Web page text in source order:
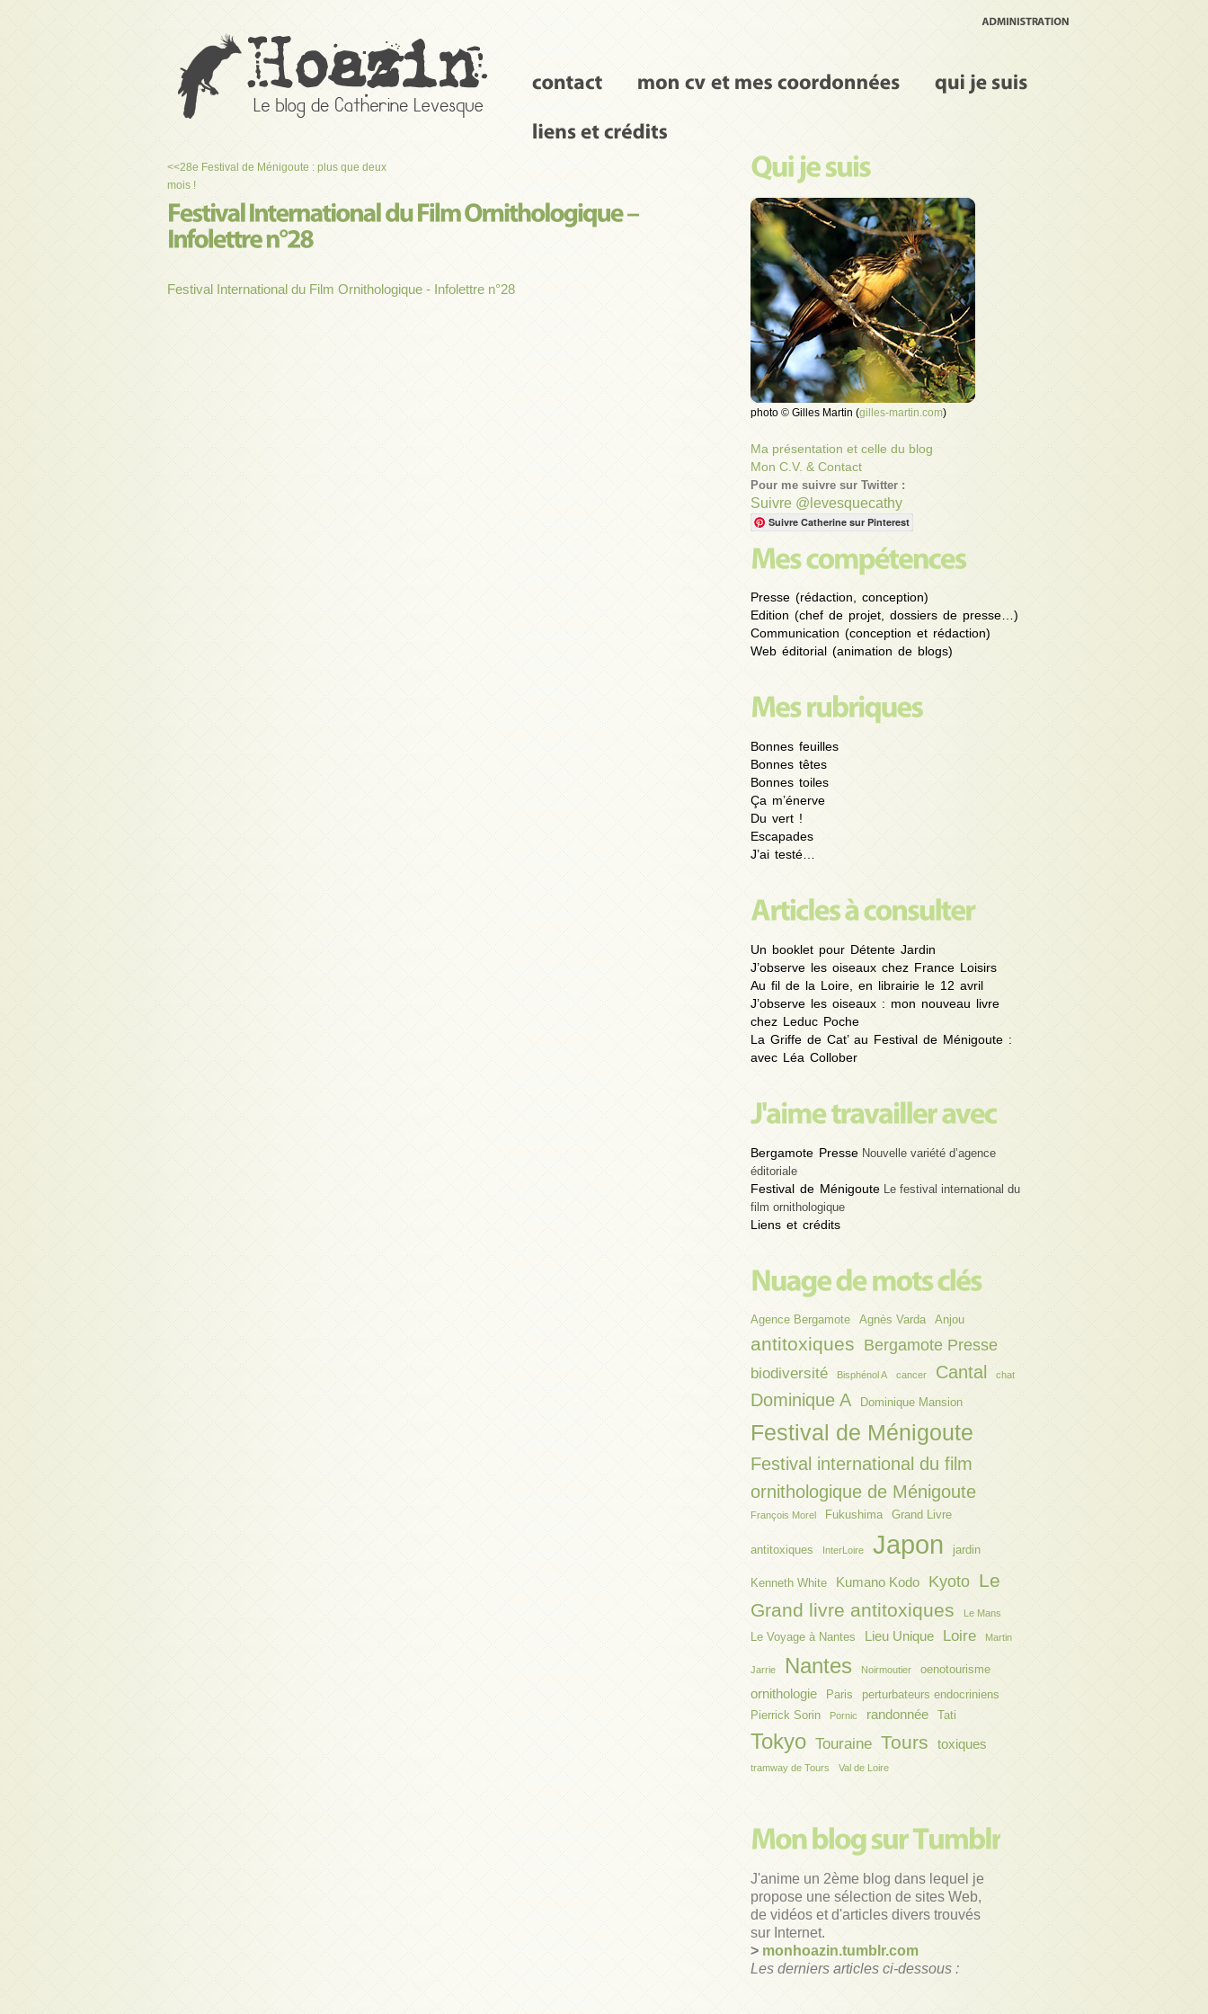
photo © Gilles Martin (gilles-martin.com)
Ma présentation et celle du blog
Mon C.V. & Contact
Pour me suivre sur Twitter :
Suivre @levesquecathy
Suivre Catherine sur Pinterest
Presse (rédaction, conception)
Edition (chef de projet, dossiers de presse…)
Communication (conception et rédaction)
Web éditorial (animation de blogs)
Bonnes feuilles
Bonnes têtes
Bonnes toiles
Ça m’énerve
Du vert !
Escapades
J’ai testé…
Un booklet pour Détente Jardin
J’observe les oiseaux chez France Loisirs
Au fil de la Loire, en librairie le 12 avril
J’observe les oiseaux : mon nouveau livre
chez Leduc Poche
La Griffe de Cat’ au Festival de Ménigoute :
avec Léa Collober
Bergamote Presse Nouvelle variété d’agence
éditoriale
Festival de Ménigoute Le festival international du
film ornithologique
Liens et crédits
Agence Bergamote Agnès Varda Anjou
antitoxiques Bergamote Presse
biodiversité Bisphénol A cancer Cantal chat
Dominique A Dominique Mansion
Festival de Ménigoute
Festival international du film
ornithologique de Ménigoute
François Morel Fukushima Grand Livre
antitoxiques InterLoire Japon jardin
Kenneth White Kumano Kodo Kyoto Le
Grand livre antitoxiques
Le Mans
Le Voyage à Nantes Lieu Unique Loire Martin
Jarrie Nantes Noirmoutier oenotourisme
ornithologie Paris
perturbateurs endocriniens
Pierrick Sorin
Pornic randonnée Tati
Tokyo Touraine Tours toxiques
tramway de Tours Val de Loire
J'anime un 2ème blog dans lequel je
propose une sélection de sites Web,
de vidéos et d'articles divers trouvés
sur Internet.
> monhoazin.tumblr.com
Les derniers articles ci-dessous :
<<28e Festival de Ménigoute : plus que deux
mois !
Festival International du Film Ornithologique - Infolettre n°28